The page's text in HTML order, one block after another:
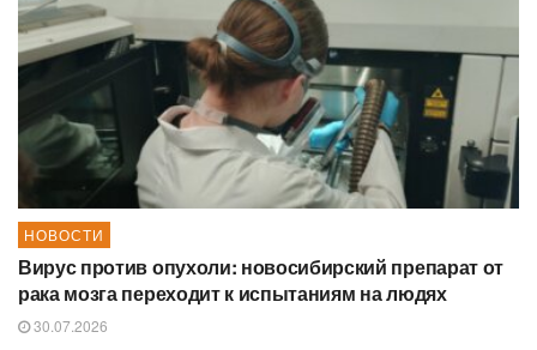
НОВОСТИ
Вирус против опухоли: новосибирский препарат от
рака мозга переходит к испытаниям на людях
30.07.2026